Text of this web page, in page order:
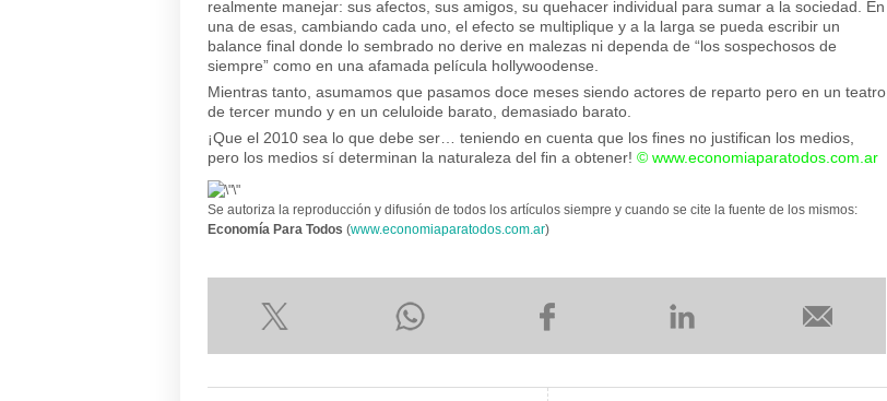
realmente manejar: sus afectos, sus amigos, su quehacer individual para sumar a la sociedad. En
una de esas, cambiando cada uno, el efecto se multiplique y a la larga se pueda escribir un
balance final donde lo sembrado no derive en malezas ni dependa de “los sospechosos de
siempre” como en una afamada película hollywoodense.
Mientras tanto, asumamos que pasamos doce meses siendo actores de reparto pero en un teatro
de tercer mundo y en un celuloide barato, demasiado barato.
¡Que el 2010 sea lo que debe ser… teniendo en cuenta que los fines no justifican los medios,
pero los medios sí determinan la naturaleza del fin a obtener! © www.economiaparatodos.com.ar
Se autoriza la reproducción y difusión de todos los artículos siempre y cuando se cite la fuente de los mismos:
Economía Para Todos (www.economiaparatodos.com.ar)